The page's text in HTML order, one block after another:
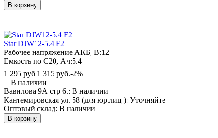
В корзину
Star DJW12-5.4 F2
Рабочее напряжение АКБ, B:12
Емкость по С20, Ач:5.4
1 295 руб.1 315 руб.-2%
В наличии
Вавилова 9А стр 6.: В наличии
Кантемировская ул. 58 (для юр.лиц ): Уточняйте
Оптовый склад: В наличии
В корзину